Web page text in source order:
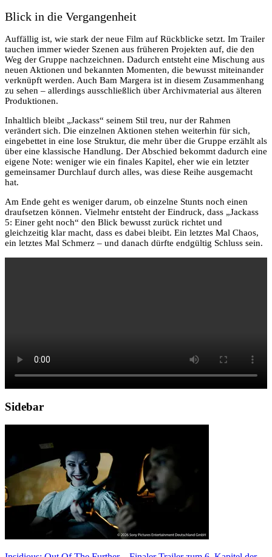
Blick in die Vergangenheit
Auffällig ist, wie stark der neue Film auf Rückblicke setzt. Im Trailer
tauchen immer wieder Szenen aus früheren Projekten auf, die den
Weg der Gruppe nachzeichnen. Dadurch entsteht eine Mischung aus
neuen Aktionen und bekannten Momenten, die bewusst miteinander
verknüpft werden. Auch Bam Margera ist in diesem Zusammenhang
zu sehen – allerdings ausschließlich über Archivmaterial aus älteren
Produktionen.
Inhaltlich bleibt „Jackass“ seinem Stil treu, nur der Rahmen
verändert sich. Die einzelnen Aktionen stehen weiterhin für sich,
eingebettet in eine lose Struktur, die mehr über die Gruppe erzählt als
über eine klassische Handlung. Der Abschied bekommt dadurch eine
eigene Note: weniger wie ein finales Kapitel, eher wie ein letzter
gemeinsamer Durchlauf durch alles, was diese Reihe ausgemacht
hat.
Am Ende geht es weniger darum, ob einzelne Stunts noch einen
draufsetzen können. Vielmehr entsteht der Eindruck, dass „Jackass
5: Einer geht noch“ den Blick bewusst zurück richtet und
gleichzeitig klar macht, dass es dabei bleibt. Ein letztes Mal Chaos,
ein letztes Mal Schmerz – und danach dürfte endgültig Schluss sein.
Sidebar